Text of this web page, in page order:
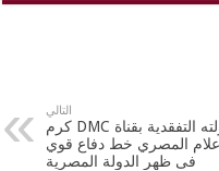
التالي
خلال جولته التفقدية بقناة DMC كرم
المصري خط دفاع قوي
فى ظهر الدولة المصرية